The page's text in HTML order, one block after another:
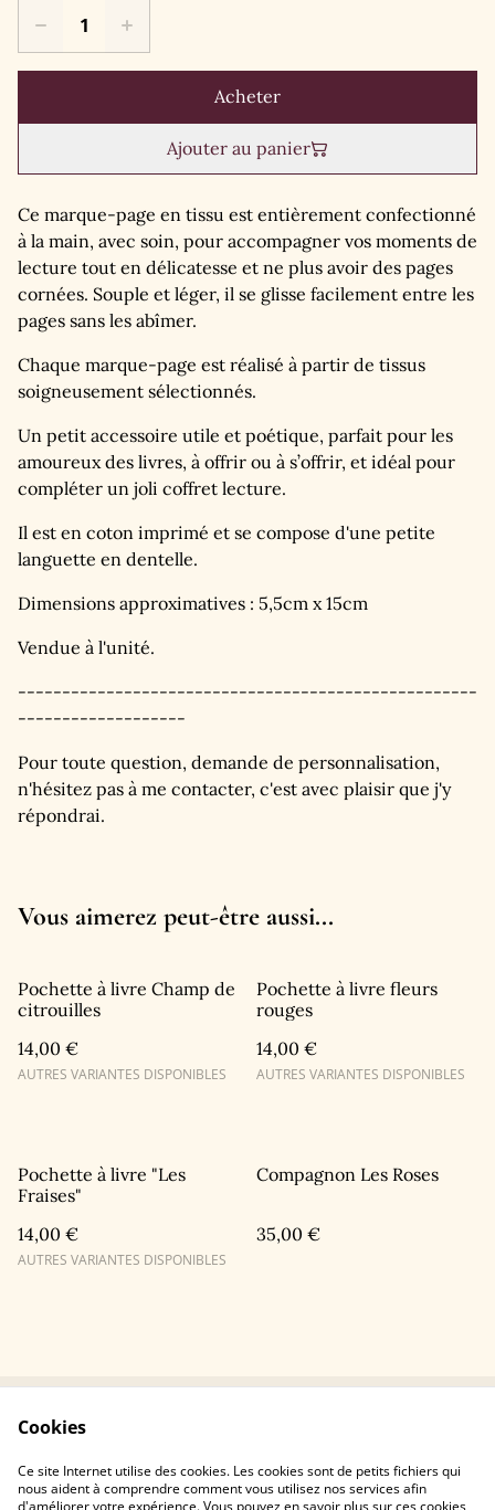
Acheter
Ajouter au panier
Ce marque-page en tissu est entièrement confectionné
à la main, avec soin, pour accompagner vos moments de
lecture tout en délicatesse et ne plus avoir des pages
cornées. Souple et léger, il se glisse facilement entre les
pages sans les abîmer.
Chaque marque-page est réalisé à partir de tissus
soigneusement sélectionnés.
Un petit accessoire utile et poétique, parfait pour les
amoureux des livres, à offrir ou à s’offrir, et idéal pour
compléter un joli coffret lecture.
Il est en coton imprimé et se compose d'une petite
languette en dentelle.
Dimensions approximatives : 5,5cm x 15cm
Vendue à l'unité.
----------------------------------------------------
-------------------
Pour toute question, demande de personnalisation,
n'hésitez pas à me contacter, c'est avec plaisir que j'y
répondrai.
Vous aimerez peut-être aussi...
Pochette à livre Champ de
citrouilles
14,00 €
AUTRES VARIANTES DISPONIBLES
Pochette à livre fleurs
rouges
14,00 €
AUTRES VARIANTES DISPONIBLES
Pochette à livre "Les
Fraises"
14,00 €
AUTRES VARIANTES DISPONIBLES
Compagnon Les Roses
35,00 €
Politique de
confidentialité
Politique de cookies
Cookies
Ce site Internet utilise des cookies. Les cookies sont de petits fichiers qui
nous aident à comprendre comment vous utilisez nos services afin
d'améliorer votre expérience. Vous pouvez en savoir plus sur ces cookies